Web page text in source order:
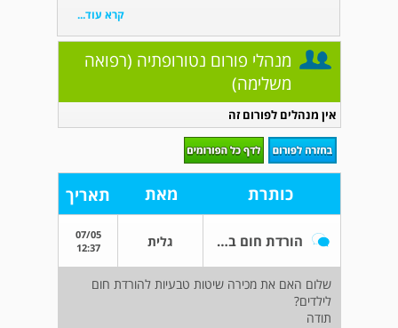
קרא עוד...
מנהלי פורום נטורופתיה (רפואה
משלימה)
אין מנהלים לפורום זה
כותרת מאת תאריך
הורדת חום באמצעים טבעיים גלית
07/05
12:37
שלום האם את מכירה שיטות טבעיות להורדת חום
לילדים?
תודה